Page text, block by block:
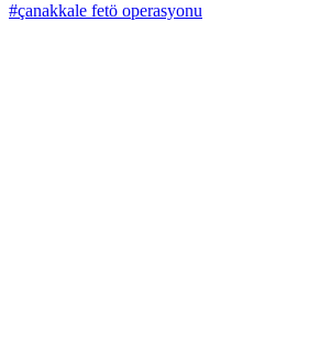
#çanakkale fetö operasyonu